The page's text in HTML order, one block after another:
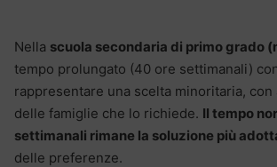
Nella scuola secondaria di primo grado
tempo prolungato (40 ore settimanali)
rappresentare una scelta minoritaria, con
delle famiglie che lo richiede. Il tempo
settimanali rimane la soluzione più
delle preferenze.